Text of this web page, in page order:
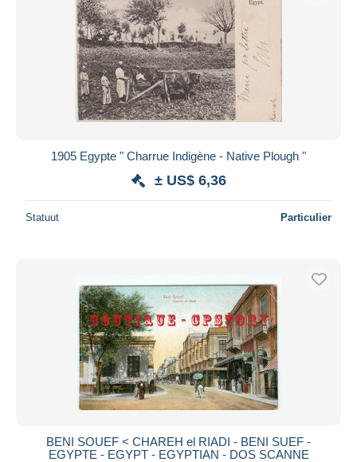
1905 Egypte " Charrue Indigène - Native Plough "
± US$ 6,36
Statuut Particulier
BENI SOUEF < CHAREH el RIADI - BENI SUEF -
EGYPTE - EGYPT - EGYPTIAN - DOS SCANNE